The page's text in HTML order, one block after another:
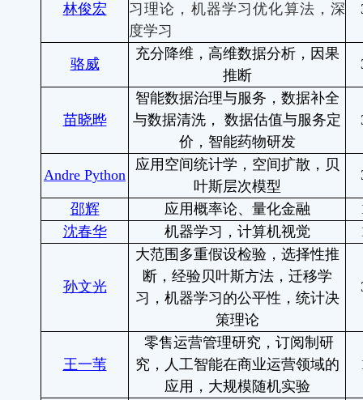
林俊宏
习理论，机器学习优化算法，深
度学习
骆威
充分降维，高维数据分析，因果
推断
苗晓晔
智能数据治理与服务，数据补全
与数据清洗， 数据估值与服务定
价，智能药物研发
Andre Python
应用空间统计学，空间扩散，贝
叶斯层次模型
邵辉 应用概率论、量化金融
沈春华
机器学习， 计算机视觉
孙文光
大范围多重假设检验，选择性推
断，经验贝叶斯方法，迁移学
习，机器学习的公平性，统计决
策理论
王一苇
零售运营管理研究，订阅制研
究，人工智能在商业运营领域的
应用，大规模随机实验